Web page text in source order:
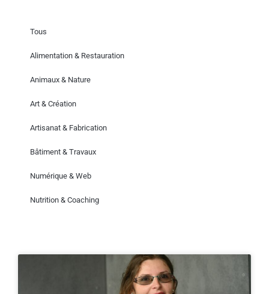
Tous
Alimentation & Restauration
Animaux & Nature
Art & Création
Artisanat & Fabrication
Bâtiment & Travaux
Numérique & Web
Nutrition & Coaching